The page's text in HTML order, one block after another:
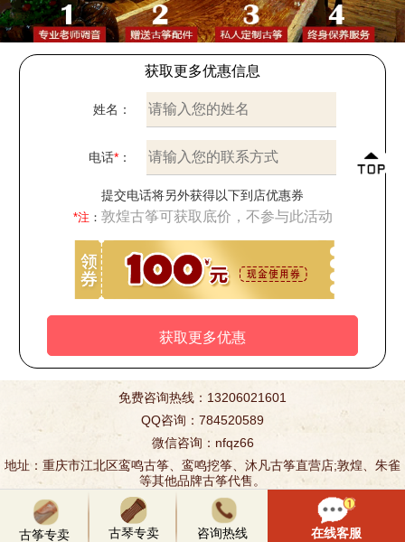
获取更多优惠信息
姓名：
电话*：
提交电话将另外获得以下到店优惠券
*注 ： 敦煌古筝可获取底价，不参与此活动
免费咨询热线：13206021601
QQ咨询：784520589
微信咨询：nfqz66
地址：重庆市江北区鸾鸣古筝、鸾鸣挖筝、沐凡古筝直营店;敦煌、朱雀
等其他品牌古筝代售。
Copyright © 重庆买古筝/ 重庆古筝专卖 2008-2026 敦煌古筝专卖
古筝专卖 古琴专卖 咨询热线 在线客服